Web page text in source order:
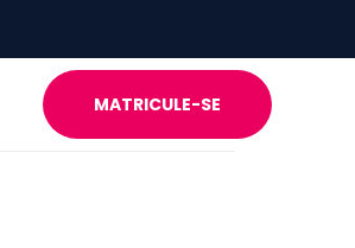
MATRICULE-SE